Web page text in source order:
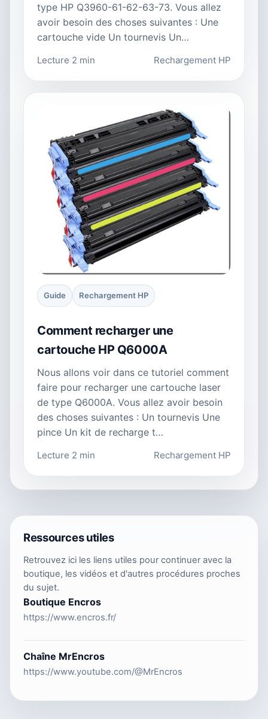
type HP Q3960-61-62-63-73. Vous allez
avoir besoin des choses suivantes : Une
cartouche vide Un tournevis Un…
Lecture 2 min Rechargement HP
Guide Rechargement HP
Comment recharger une
cartouche HP Q6000A
Nous allons voir dans ce tutoriel comment
faire pour recharger une cartouche laser
de type Q6000A. Vous allez avoir besoin
des choses suivantes : Un tournevis Une
pince Un kit de recharge t…
Lecture 2 min Rechargement HP
Ressources utiles
Retrouvez ici les liens utiles pour continuer avec la
boutique, les vidéos et d'autres procédures proches
du sujet.
Boutique Encros
https://www.encros.fr/
Chaîne MrEncros
https://www.youtube.com/@MrEncros